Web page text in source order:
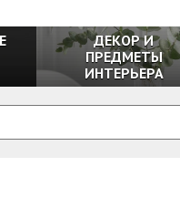
ДЕКОР И
ПРЕДМЕТЫ
ИНТЕРЬЕРА